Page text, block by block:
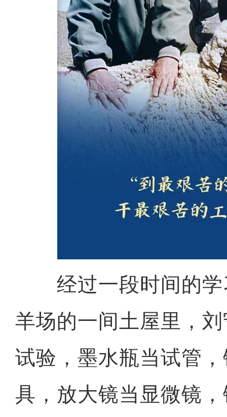
经过一段时间的学
羊场的一间土屋里，
试验，墨水瓶当试管
具，放大镜当显微镜